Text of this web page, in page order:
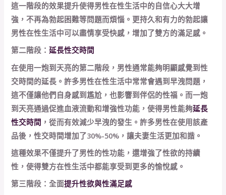
這一階段的效果提升使得男性在性生活中的自信心大大增
強，不再為勃起困難等問題而煩惱。更持久和有力的勃起讓
男性在性生活中可以盡情享受快感，增加了雙方的滿足感。
第二階段：延長性交時間
在使用一炮到天亮的第二階段，男性通常能夠明顯感覺到性
交時間的延長。許多男性在性生活中常常會遇到早洩問題，
這不僅讓他們自身感到尷尬，也影響到伴侶的性福。而一炮
到天亮通過促進血液流動和增強性功能，使得男性能夠延長
性交時間 ，從而有效減少早洩的發生。許多男性在使用該產
品後，性交時間增加了30%-50%，讓夫妻生活更加和諧。
這種效果不僅提升了男性的性功能，還增強了性欲的持續
性，使得雙方在性生活中都能享受到更多的愉悅感。
第三階段：全面提升性欲與性滿足感